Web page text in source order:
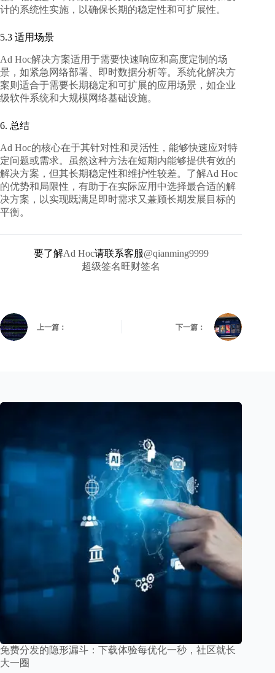
计的系统性实施，以确保长期的稳定性和可扩展性。
5.3 适用场景
Ad Hoc解决方案适用于需要快速响应和高度定制的场
景，如紧急网络部署、即时数据分析等。系统化解决方
案则适合于需要长期稳定和可扩展的应用场景，如企业
级软件系统和大规模网络基础设施。
6. 总结
Ad Hoc的核心在于其针对性和灵活性，能够快速应对特
定问题或需求。虽然这种方法在短期内能够提供有效的
解决方案，但其长期稳定性和维护性较差。了解Ad Hoc
的优势和局限性，有助于在实际应用中选择最合适的解
决方案，以实现既满足即时需求又兼顾长期发展目标的
平衡。
要了解Ad Hoc请联系客服@qianming9999
超级签名旺财签名
上一篇： 下一篇：
免费分发的隐形漏斗：下载体验每优化一秒，社区就长
大一圈